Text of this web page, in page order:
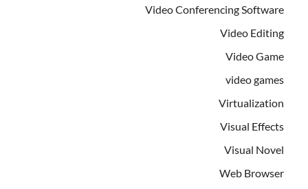
Video Conferencing Software
Video Editing
Video Game
video games
Virtualization
Visual Effects
Visual Novel
Web Browser